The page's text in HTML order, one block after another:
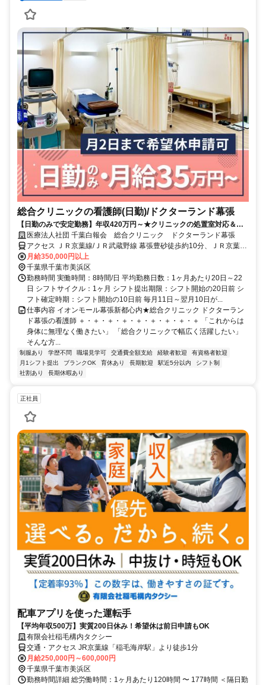
総合クリニックの看護師(日勤)/ドクターランド幕張
【日勤のみで安定勤務】年収420万円～★クリニックの処置室対応＆診
察介助◎大規模医療グループで福利厚生も充実♪
医療法人社団 千葉白報会 総合クリニック ドクターランド幕張
アクセス ＪＲ京葉線/ＪＲ武蔵野線 幕張豊砂徒歩約10分、ＪＲ京葉線/
ＪＲ武蔵野線 海浜幕張北口(中央口)徒歩約15分 「幕張豊砂駅」目の
前
月給350,000円以上
千葉県千葉市美浜区
勤務時間 実働時間：8時間/日 平均勤務日数：1ヶ月あたり20日～22
日 シフトサイクル：1ヶ月 シフト提出期限：シフト開始の20日前 シ
フト確定時期：シフト開始の10日前 毎月11日～翌月10日が...
仕事内容 イオンモール幕張新都心内★総合クリニック ドクターラン
ド幕張の看護師 ＋・＋・＋・＋・＋・＋・＋・＋・＋ 「これからは
身体に無理なく働きたい」 「総合クリニックで幅広く活躍したい」
そんな方...
制服あり 学歴不問 職場見学可 交通費全額支給 経験者歓迎
有資格者歓迎
月1シフト提出
ブランクOK 育休あり 長期歓迎 駅近5分以内
シフト制
社割あり
長期休暇あり
正社員
配車アプリを使った運転手
【平均年収500万】実質200日休み！希望休は前日申請もOK
有限会社稲毛構内タクシー
交通・アクセス JR京葉線「稲毛海岸駅」より徒歩1分
月給250,000円～600,000円
千葉県千葉市美浜区
勤務時間詳細 総労働時間：1ヶ月あたり120時間 〜 177時間 ＜隔日勤